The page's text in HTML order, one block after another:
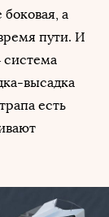
а
пути. И
система
высадка
есть